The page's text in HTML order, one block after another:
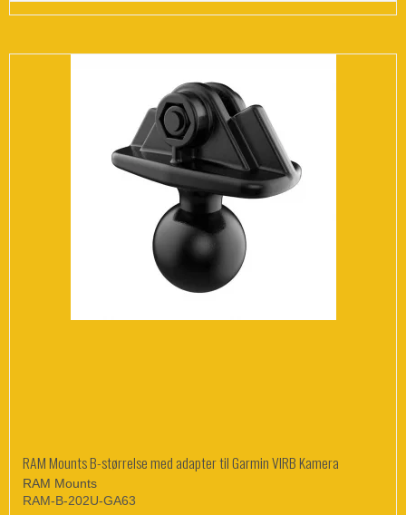
RAM Mounts B-størrelse med adapter til Garmin VIRB Kamera
RAM Mounts
RAM-B-202U-GA63